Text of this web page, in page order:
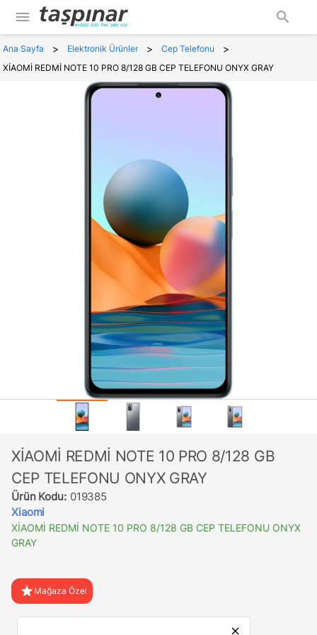
menu search
Ana Sayfa > Elektronik Ürünler > Cep Telefonu >
XİAOMİ REDMİ NOTE 10 PRO 8/128 GB CEP TELEFONU ONYX GRAY
XİAOMİ REDMİ NOTE 10 PRO 8/128 GB
CEP TELEFONU ONYX GRAY
Ürün Kodu: 019385
Xiaomi
XİAOMİ REDMİ NOTE 10 PRO 8/128 GB CEP TELEFONU ONYX
GRAY
star Mağaza Özel
close